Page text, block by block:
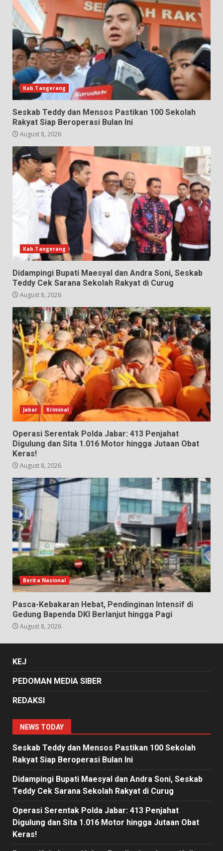
Kab.Tangerang
Seskab Teddy dan Mensos Pastikan 100 Sekolah
Rakyat Siap Beroperasi Bulan Ini
August 8, 2026
Kab.Tangerang
Didampingi Bupati Maesyal dan Andra Soni, Seskab
Teddy Cek Sarana Sekolah Rakyat di Curug
August 8, 2026
Jabar Kriminal
Operasi Serentak Polda Jabar: 413 Penjahat
Digulung dan Sita 1.016 Motor hingga Jutaan Obat
Keras!
August 8, 2026
Berita Nasional
Pasca-Kebakaran Hebat, Pendinginan Intensif di
Gedung Bapenda DKI Berlanjut hingga Pagi
August 8, 2026
KEJ
PEDOMAN MEDIA SIBER
REDAKSI
NEWS TODAY
Seskab Teddy dan Mensos Pastikan 100 Sekolah
Rakyat Siap Beroperasi Bulan Ini
Didampingi Bupati Maesyal dan Andra Soni, Seskab
Teddy Cek Sarana Sekolah Rakyat di Curug
Operasi Serentak Polda Jabar: 413 Penjahat
Digulung dan Sita 1.016 Motor hingga Jutaan Obat
Keras!